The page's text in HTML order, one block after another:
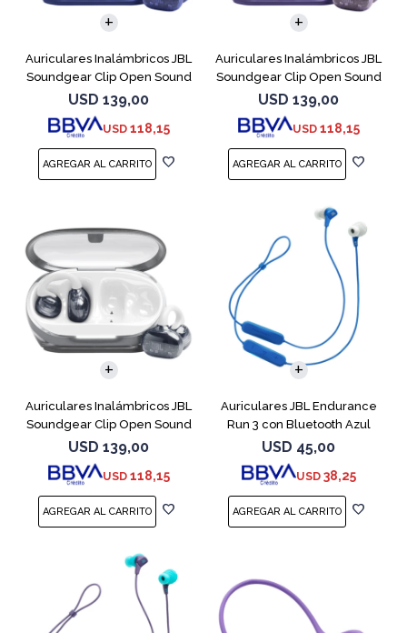
Auriculares Inalámbricos JBL
Soundgear Clip Open Sound
Azul
USD 139,00
USD 118,15
Auriculares Inalámbricos JBL
Soundgear Clip Open Sound
Purpl
USD 139,00
USD 118,15
Auriculares Inalámbricos JBL
Soundgear Clip Open Sound
Blanc
USD 139,00
USD 118,15
Auriculares JBL Endurance
Run 3 con Bluetooth Azul
USD 45,00
USD 38,25